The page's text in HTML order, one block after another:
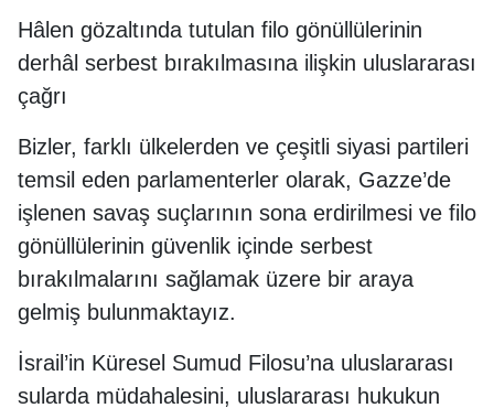
Hâlen gözaltında tutulan filo gönüllülerinin
derhâl serbest bırakılmasına ilişkin uluslararası
çağrı
Bizler, farklı ülkelerden ve çeşitli siyasi partileri
temsil eden parlamenterler olarak, Gazze’de
işlenen savaş suçlarının sona erdirilmesi ve filo
gönüllülerinin güvenlik içinde serbest
bırakılmalarını sağlamak üzere bir araya
gelmiş bulunmaktayız.
İsrail’in Küresel Sumud Filosu’na uluslararası
sularda müdahalesini, uluslararası hukukun